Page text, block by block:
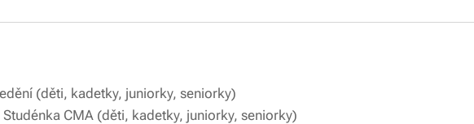
- soustředění (děti, kadetky, juniorky,
CMA (děti, kadetky, juniorky, seniorky)